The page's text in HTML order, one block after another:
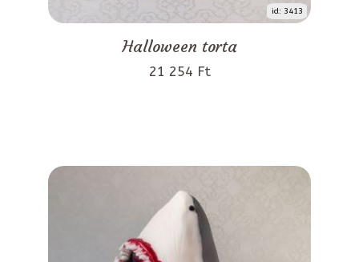
id: 3413
Halloween torta
21 254 Ft